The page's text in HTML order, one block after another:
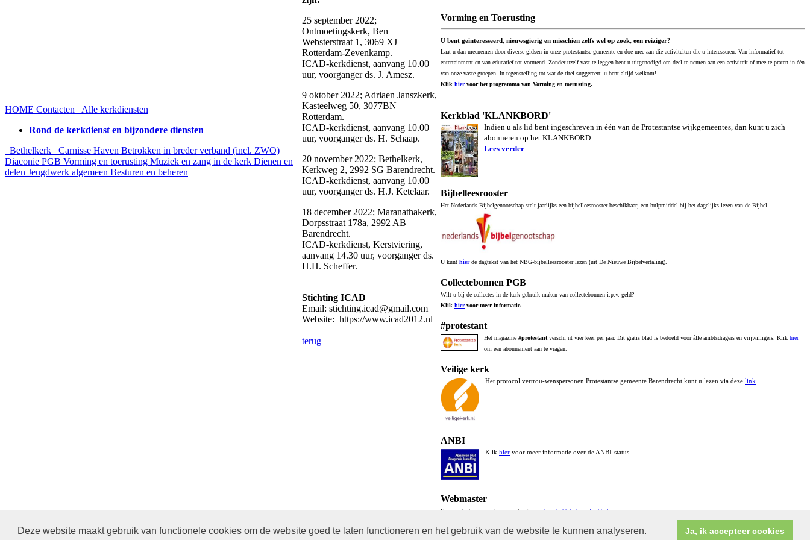
Deze website maakt gebruik van functionele cookies om de website goed te laten functioneren en het gebruik van de website te kunnen analyseren. Ja, ik accepteer cookies
HOME Contacten
Alle kerkdiensten
Rond de kerkdienst en bijzondere diensten
Bethelkerk
Carnisse Haven Betrokken in breder verband (incl. ZWO)
Diaconie PGB Vorming en toerusting Muziek en zang in de kerk Dienen en
delen Jeugdwerk algemeen Besturen en beheren
25 september 2022;
Ontmoetingskerk, Ben
Websterstraat 1, 3069 XJ
Rotterdam-Zevenkamp.
ICAD-kerkdienst, aanvang 10.00
uur, voorganger ds. J. Amesz.
9 oktober 2022; Adriaen Janszkerk,
Kasteelweg 50, 3077BN
Rotterdam.
ICAD-kerkdienst, aanvang 10.00
uur, voorganger ds. H. Schaap.
20 november 2022; Bethelkerk,
Kerkweg 2, 2992 SG Barendrecht.
ICAD-kerkdienst, aanvang 10.00
uur, voorganger ds. H.J. Ketelaar.
18 december 2022; Maranathakerk,
Dorpsstraat 178a, 2992 AB
Barendrecht.
ICAD-kerkdienst, Kerstviering,
aanvang 14.30 uur, voorganger ds.
H.H. Scheffer.
Stichting ICAD
Email: stichting.icad@gmail.com
Website: https://www.icad2012.nl
terug
Vorming en Toerusting
U bent geïnteresseerd, nieuwsgierig en misschien zelfs wel op zoek, een reiziger?
Laat u dan meenemen door diverse gidsen in onze protestantse gemeente en doe mee aan die activiteiten die u interesseren. Van informatief tot
entertainment en van educatief tot vormend. Zonder uzelf vast te leggen bent u uitgenodigd om deel te nemen aan een activiteit of mee te praten in één
van onze vaste groepen. In tegenstelling tot wat de titel suggereert: u bent altijd welkom!
Klik hiervoor het programma van Vorming en toerusting.
Kerkblad 'KLANKBORD'
Indien u als lid bent ingeschreven in één van de Protestantse wijkgemeentes, dan kunt u zich
abonneren op het KLANKBORD.
Lees verder
Bijbelleesrooster
Het Nederlands Bijbelgenootschap stelt jaarlijks een bijbelleesrooster beschikbaar; een hulpmiddel bij het dagelijks lezen van de Bijbel.
U kunt hierde dagtekst van het NBG-bijbelleesrooster lezen (uit De Nieuwe Bijbelvertaling).
Collectebonnen PGB
Wilt u bij de collectes in de kerk gebruik maken van collectebonnen i.p.v. geld?
Klik hiervoor meer informatie.
#protestant
Het magazine #protestant verschijnt vier keer per jaar. Dit gratis blad is bedoeld voor álle ambtsdragers en vrijwilligers. Klik hier
om een abonnement aan te vragen.
Veilige kerk
Het protocol vertrou-wenspersonen Protestantse gemeente Barendrecht kunt u lezen via deze link
ANBI
Klik hier voor meer informatie over de ANBI-status.
Webmaster
Voor content, info, vragen, opmerkingen: webmaster@pknbarendrecht.nl